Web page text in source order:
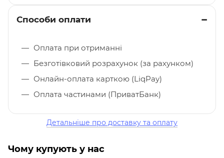
Способи оплати
Оплата при отриманні
Безготівковий розрахунок (за рахунком)
Онлайн-оплата карткою (LiqPay)
Оплата частинами (ПриватБанк)
Детальніше про доставку та оплату
Чому купують у нас